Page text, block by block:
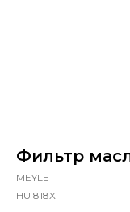
Фильтр
MEYLE
HU 818X